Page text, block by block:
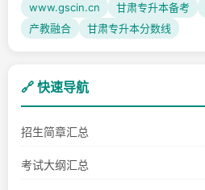
www.gscin.cn
甘肃专升本备考
产教融合
甘肃专升本分数线
🔗 快速导航
招生简章汇总
考试大纲汇总